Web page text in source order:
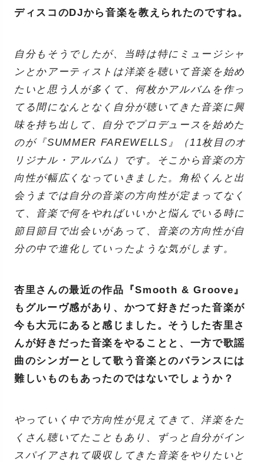
ディスコのDJから音楽を教えられたのですね。
自分もそうでしたが、当時は特にミュージシャ
ンとかアーティストは洋楽を聴いて音楽を始め
たいと思う人が多くて、何枚かアルバムを作っ
てる間になんとなく自分が聴いてきた音楽に興
味を持ち出して、自分でプロデュースを始めた
のが『SUMMER FAREWELLS』（11枚目のオ
リジナル・アルバム）です。そこから音楽の方
向性が幅広くなっていきました。角松くんと出
会うまでは自分の音楽の方向性が定まってなく
て、音楽で何をやればいいかと悩んでいる時に
節目節目で出会いがあって、音楽の方向性が自
分の中で進化していったような気がします。
杏里さんの最近の作品『Smooth & Groove』
もグルーヴ感があり、かつて好きだった音楽が
今も大元にあると感じました。そうした杏里さ
んが好きだった音楽をやることと、一方で歌謡
曲のシンガーとして歌う音楽とのバランスには
難しいものもあったのではないでしょうか？
やっていく中で方向性が見えてきて、洋楽をた
くさん聴いてたこともあり、ずっと自分がイン
スパイアされて吸収してきた音楽をやりたいと